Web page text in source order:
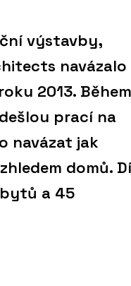
výstavby,
navázalo
2013. Během
prací na
navázat jak
domů.
a 45